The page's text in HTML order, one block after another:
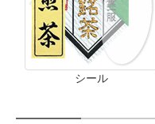
シール